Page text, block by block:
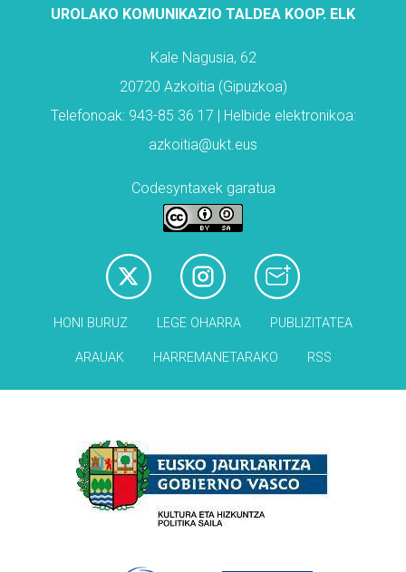
UROLAKO KOMUNIKAZIO TALDEA KOOP. ELK
Kale Nagusia, 62
20720 Azkoitia (Gipuzkoa)
Telefonoak: 943-85 36 17 | Helbide elektronikoa:
azkoitia@ukt.eus
Codesyntaxek garatua
HONI BURUZ LEGE OHARRA PUBLIZITATEA
ARAUAK HARREMANETARAKO RSS